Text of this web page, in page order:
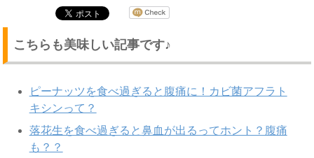
こちらも美味しい記事です♪
ピーナッツを食べ過ぎると腹痛に！カビ菌アフラト
キシンって？
落花生を食べ過ぎると鼻血が出るってホント？腹痛
も？？